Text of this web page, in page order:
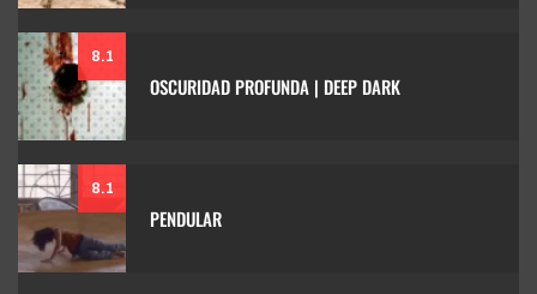
8.1
OSCURIDAD PROFUNDA | DEEP DARK
8.1
PENDULAR